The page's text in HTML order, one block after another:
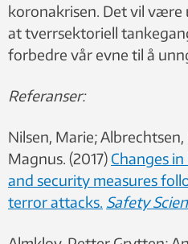
koronakrisen. Det vil være
at tverrsektoriell
forbedre vår evne til å
Referanser:
Nilsen, Marie;
Magnus. (2017) Changes
and security measures
terror attacks. Safety